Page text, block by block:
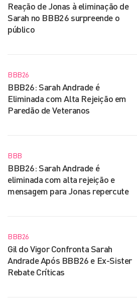
Reação de Jonas à eliminação de
Sarah no BBB26 surpreende o
público
BBB26
BBB26: Sarah Andrade é
Eliminada com Alta Rejeição em
Paredão de Veteranos
BBB
BBB26: Sarah Andrade é
eliminada com alta rejeição e
mensagem para Jonas repercute
BBB26
Gil do Vigor Confronta Sarah
Andrade Após BBB26 e Ex-Sister
Rebate Críticas